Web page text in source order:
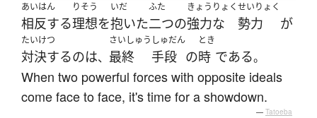
あいはん
相反する
りそう
理想を
いだ
抱いた
ふた
二つの
きょうりょく
強力な
せいりょく
勢力 が
たいけつ
対決するのは、
さいしゅう
最終
しゅだん
手段 の
とき
時 である。
When two powerful forces with opposite ideals
come face to face, it's time for a showdown.
— Tatoeba